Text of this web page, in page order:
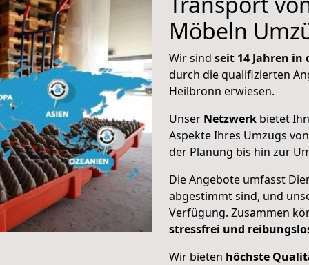
Möbeln
Wir sind seit 14 Jahren
durch die qualifizierten
Heilbronn erwiesen.
Unser Netzwerk bietet
Aspekte Ihres Umzugs
der Planung bis hin zur
Die Angebote umfasst
abgestimmt sind, und
Verfügung. Zusammen
stressfrei und
Wir bieten höchste